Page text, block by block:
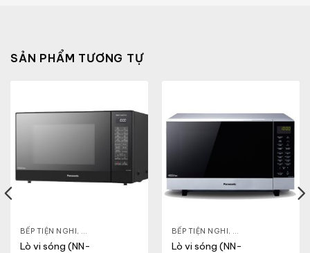
SẢN PHẨM TƯƠNG TỰ
BẾP TIỆN NGHI, ,LÒ VI SÓNG
Lò vi sóng (NN-
BẾP TIỆN NGHI,
Lò vi sóng (NN-
CA - BÌNH ,NỒI CƠM ĐIỆN